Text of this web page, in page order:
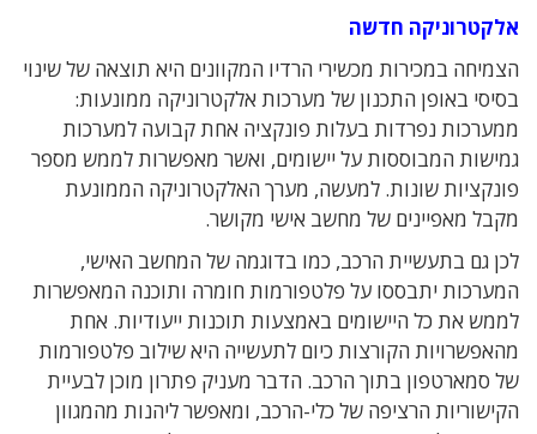
אלקטרוניקה חדשה
הצמיחה במכירות מכשירי הרדיו המקוונים היא תוצאה של שינוי
בסיסי באופן התכנון של מערכות אלקטרוניקה ממונעות:
ממערכות נפרדות בעלות פונקציה אחת קבועה למערכות
גמישות המבוססות על יישומים, ואשר מאפשרות לממש מספר
פונקציות שונות. למעשה, מערך האלקטרוניקה הממונעת
מקבל מאפיינים של מחשב אישי מקושר.
לכן גם בתעשיית הרכב, כמו בדוגמה של המחשב האישי,
המערכות יתבססו על פלטפורמות חומרה ותוכנה המאפשרות
לממש את כל היישומים באמצעות תוכנות ייעודיות. אחת
מהאפשרויות הקורצות כיום לתעשייה היא שילוב פלטפורמות
של סמארטפון בתוך הרכב. הדבר מעניק פתרון מוכן לבעיית
הקישוריות הרציפה של כלי-הרכב, ומאפשר ליהנות מהמגוון